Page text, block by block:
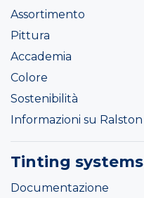
Assortimento
Pittura
Accademia
Colore
Sostenibilità
Informazioni su Ralston
Tinting systems
Documentazione